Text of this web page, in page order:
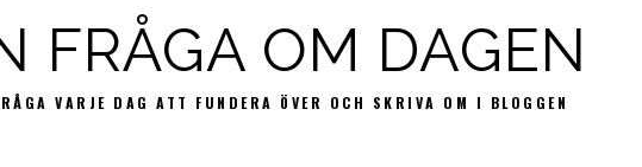
FRÅGA OM DAGEN
VARJE DAG ATT FUNDERA ÖVER OCH SKRIVA OM I BLOGGEN